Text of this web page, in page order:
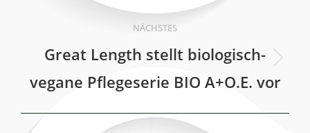
NÄCHSTES
Beitrag:
Great Length stellt biologisch-
vegane Pflegeserie BIO A+O.E. vor